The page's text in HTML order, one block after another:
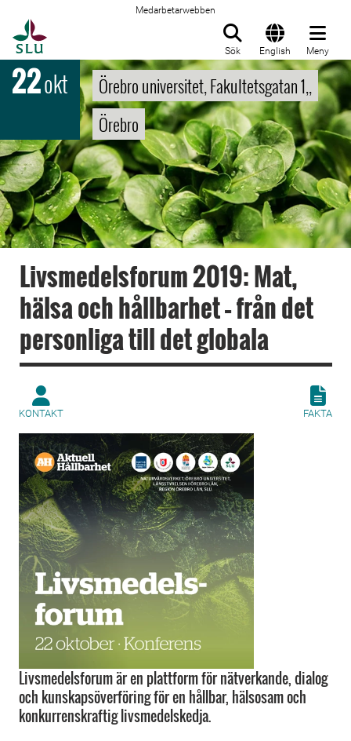
Medarbetarwebben
Sök English Meny
22okt
Örebro universitet, Fakultetsgatan 1,,
Örebro
Livsmedelsforum 2019: Mat,
hälsa och hållbarhet – från det
personliga till det globala
KONTAKT FAKTA
Livsmedelsforum är en plattform för nätverkande, dialog
och kunskapsöverföring för en hållbar, hälsosam och
konkurrenskraftig livsmedelskedja.